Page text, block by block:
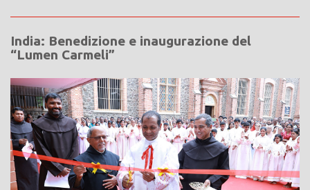
India: Benedizione e inaugurazione del
“Lumen Carmeli”